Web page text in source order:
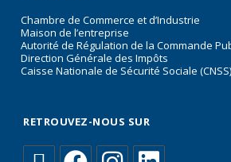
Chambre de Commerce et d’Industrie
Maison de l’entreprise
Autorité de Régulation de la Commande
Direction Générale des Impôts
Caisse Nationale de Sécurité Sociale (CNSS)
RETROUVEZ-NOUS SUR